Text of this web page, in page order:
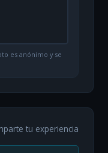
es anónimo y se
tu experiencia